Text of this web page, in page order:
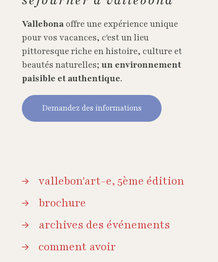
Vallebona offre une expérience unique
pour vos vacances, c'est un lieu
pittoresque riche en histoire, culture et
beautés naturelles; un environnement
paisible et authentique.
Demandez des informations
vallebon'art-e, 5ème édition
brochure
archives des événements
comment avoir